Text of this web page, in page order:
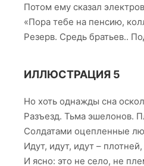
Потом ему сказал
«Пора тебе на пенсию,
Резерв. Средь братьев..
ИЛЛЮСТРАЦИЯ 5
Но хоть однажды сна
Разъезд. Тьма эшелонов.
Солдатами оцепленные
Идут, идут, идут –
И ясно: это не село, не